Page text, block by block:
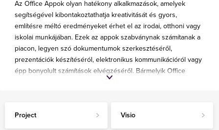
Office csomagok
Office alkalmazások
Az Office Appok olyan hatékony alkalkmazások, amelyek
segítségével kibontakoztathatja kreativitását és gyors,
említésre méltó eredményeket érhet el az irodai, otthoni vagy
iskolai munkájában. Ezek az appok szabványnak számítanak a
piacon, legyen szó dokumentumok szerkesztéséről,
prezentációk készítéséról, elektronikus kommunikációról vagy
épp bonyolult számítások elvégzéséről. Bármelyik Office
programot kiválaszthatja különálló appként is: Word, Excel,
Valósítsa meg elképzeléseit gyorsan és könnyedén!
Project Visio